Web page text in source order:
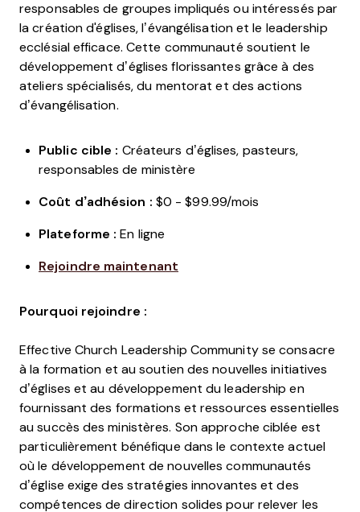
responsables de groupes impliqués ou intéressés par
la création d'églises, l’évangélisation et le leadership
ecclésial efficace. Cette communauté soutient le
développement d’églises florissantes grâce à des
ateliers spécialisés, du mentorat et des actions
d’évangélisation.
Public cible : Créateurs d’églises, pasteurs,
responsables de ministère
Coût d’adhésion : $0 - $99.99/mois
Plateforme : En ligne
Rejoindre maintenant
Pourquoi rejoindre :
Effective Church Leadership Community se consacre
à la formation et au soutien des nouvelles initiatives
d’églises et au développement du leadership en
fournissant des formations et ressources essentielles
au succès des ministères. Son approche ciblée est
particulièrement bénéfique dans le contexte actuel
où le développement de nouvelles communautés
d’église exige des stratégies innovantes et des
compétences de direction solides pour relever les